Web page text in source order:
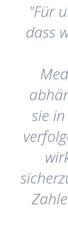
"Für
dass
sie